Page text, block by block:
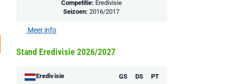
Competitie: Eredivisie
Seizoen:2016/2017
Meer info
Stand Eredivisie 2026/2027
Eredivisie GS DS PT